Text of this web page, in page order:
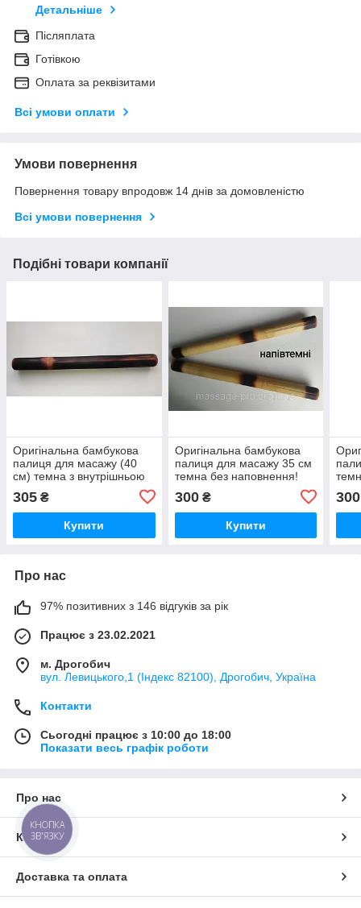
Детальніше
Післяплата
Готівкою
Оплата за реквізитами
Всі умови оплати
Умови повернення
Повернення товару впродовж 14 днів за домовленістю
Всі умови повернення
Подібні товари компанії
Оригінальна бамбукова
палиця для масажу (40
см) темна з внутрішньою
наповненням .Діаметр 3-
4,5см!!!
305 ₴
Купити
Оригінальна бамбукова
палиця для масажу 35 см
темна без наповнення!
300₴
Купити
300
Про нас
97% позитивних з 146 відгуків за рік
Працює з 23.02.2021
м. Дрогобич
вул. Левицького,1 (Індекс 82100), Дрогобич, Україна
Контакти
Сьогодні працює з 10:00 до 18:00
Показати весь графік роботи
Про нас
Контакти
Доставка та оплата
КНОПКА
ЗВ'ЯЗКУ